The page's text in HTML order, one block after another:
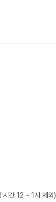
간 12 ~ 1시 제외)